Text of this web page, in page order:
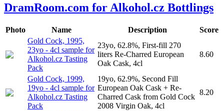
DramRoom.com for Alkohol.cz Bottlings
Photo Name Description
Score
Gold Cock, 1995,
23yo - 4cl sample for
Alkohol.cz Tasting
Pack
23yo, 62.8%, First-fill 270
liters Re-Charred European
Oak Cask, 4cl
8.60
Gold Cock, 1999,
19yo - 4cl sample for
Alkohol.cz Tasting
Pack
19yo, 62.9%, Second Fill
European Oak Cask + Re-
Charred Cask from Gold Cock
2008 Virgin Oak, 4cl
8.20